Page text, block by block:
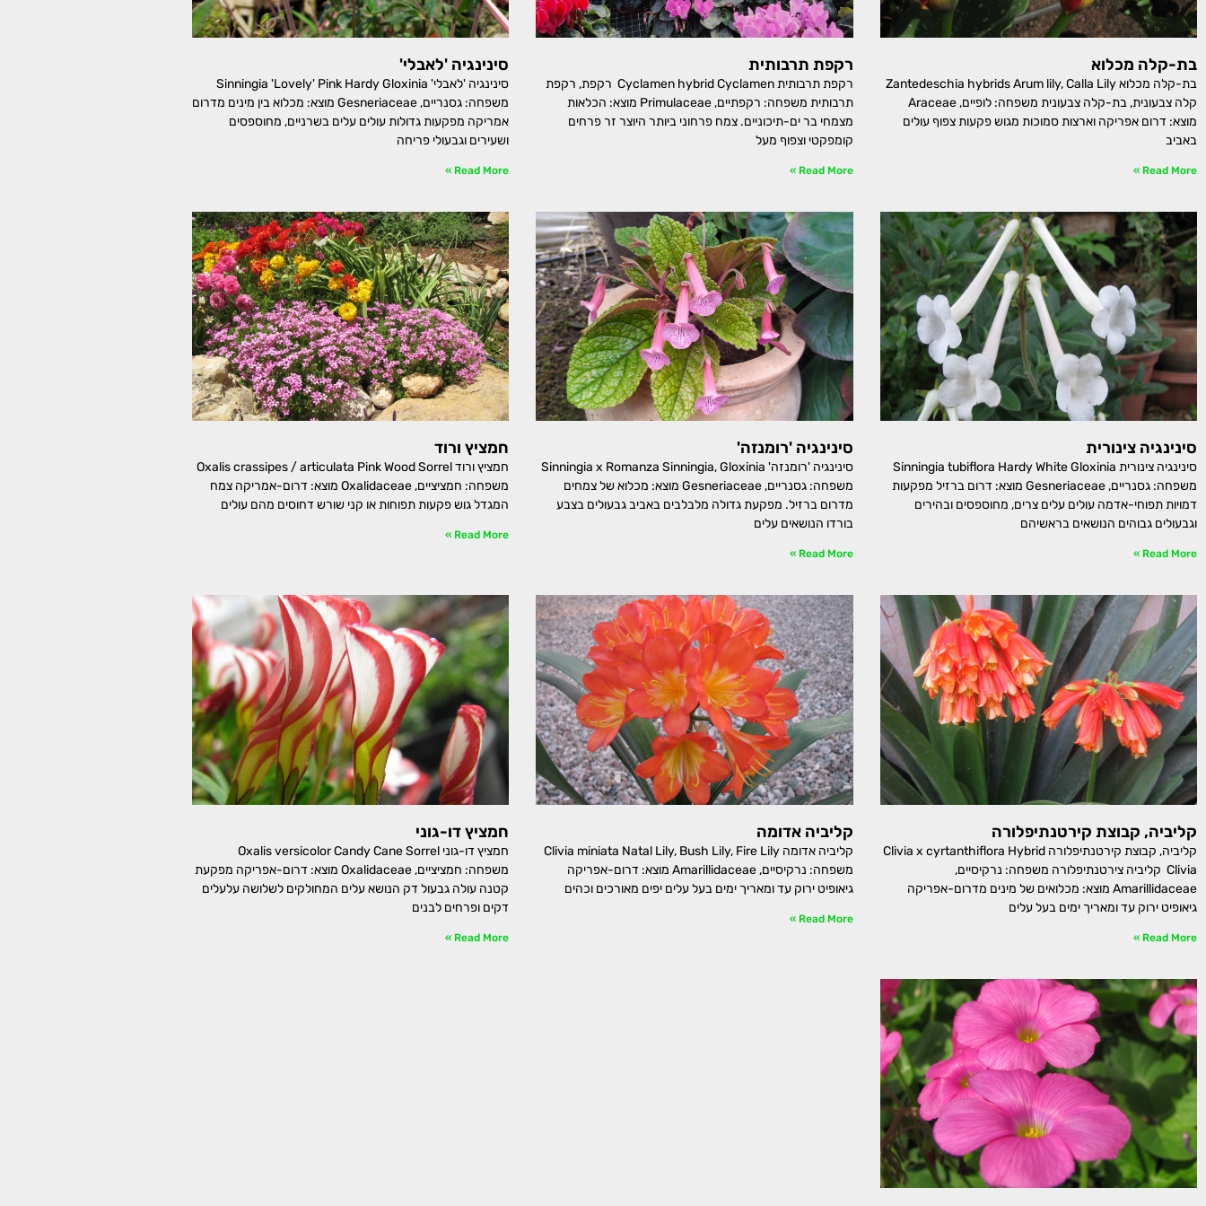
בת-קלה מכלוא
קלה צבעונית, בת-קלה צבעונית משפחה: לופיים, Araceae
מוצא: דרום אפריקה וארצות סמוכות מגוש פקעות צפוף עולים
באביב
Read More »
רקפת תרבותית
רקפת תרבותית Cyclamen hybrid Cyclamen רקפת, רקפת
תרבותית משפחה: רקפתיים, Primulaceae מוצא: הכלאות
מצמחי בר ים-תיכוניים. צמח פרחוני ביותר היוצר זר פרחים
קומפקטי וצפוף מעל
Read More »
סינינגיה 'לאבלי'
סינינגיה 'לאבלי' Sinningia 'Lovely' Pink Hardy Gloxinia
משפחה: גסנריים, Gesneriaceae מוצא: מכלוא בין מינים מדרום
אמריקה מפקעות גדולות עולים עלים בשרניים, מחוספסים
ושעירים וגבעולי פריחה
Read More »
סינינגיה צינורית
סינינגיה צינורית Sinningia tubiflora Hardy White Gloxinia
משפחה: גסנריים, Gesneriaceae מוצא: דרום ברזיל מפקעות
דמויות תפוחי-אדמה עולים עלים צרים, מחוספסים ובהירים
וגבעולים גבוהים הנושאים בראשיהם
Read More »
סינינגיה 'רומנזה'
סינינגיה 'רומנזה' Sinningia x Romanza Sinningia, Gloxinia
משפחה: גסנריים, Gesneriaceae מוצא: מכלוא של צמחים
מדרום ברזיל. מפקעת גדולה מלבלבים באביב גבעולים בצבע
בורדו הנושאים עלים
Read More »
חמציץ ורוד
חמציץ ורוד Oxalis crassipes / articulata Pink Wood Sorrel
משפחה: חמציציים, Oxalidaceae מוצא: דרום-אמריקה צמח
המגדל גוש פקעות תפוחות או קני שורש דחוסים מהם עולים
Read More »
קליביה, קבוצת קירטנתיפלורה
קליביה, קבוצת קירטנתיפלורה Clivia x cyrtanthiflora Hybrid
Clivia קליביה צירטנתיפלורה משפחה: נרקיסיים,
Amarillidaceae מוצא: מכלואים של מינים מדרום-אפריקה
גיאופיט ירוק עד ומאריך ימים בעל עלים
Read More »
קליביה אדומה
קליביה אדומה Clivia miniata Natal Lily, Bush Lily, Fire Lily
משפחה: נרקיסיים, Amarillidaceae מוצא: דרום-אפריקה
גיאופיט ירוק עד ומאריך ימים בעל עלים יפים מאורכים וכהים
Read More »
חמציץ דו-גוני
חמציץ דו-גוני Oxalis versicolor Candy Cane Sorrel
משפחה: חמציציים, Oxalidaceae מוצא: דרום-אפריקה מפקעת
קטנה עולה גבעול דק הנושא עלים המחולקים לשלושה עלעלים
דקים ופרחים לבנים
Read More »